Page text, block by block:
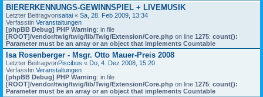
BIERERKENNUNGS-GEWINNSPIEL + LIVEMUSIK
Letzter Beitragvonsaitai « Sa, 28. Feb 2009, 13:34
Verfasstin Veranstaltungen
[phpBB Debug] PHP Warning: in file
[ROOT]/vendor/twig/twig/lib/Twig/Extension/Core.php on line 1275: count():
Parameter must be an array or an object that implements Countable
Isa Rosenberger - Msgr. Otto Mauer-Preis 2008
Letzter BeitragvonPiscibus « Do, 4. Dez 2008, 15:20
Verfasstin Veranstaltungen
[phpBB Debug] PHP Warning: in file
[ROOT]/vendor/twig/twig/lib/Twig/Extension/Core.php on line 1275: count():
Parameter must be an array or an object that implements Countable